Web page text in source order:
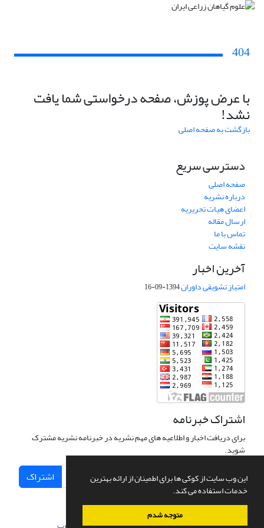
این وب سایت از کوکی ها برای اطمینان از ارائه بهترین
خدمات استفاده می کند.
متوجه شدم
404
با عرض پوزش، صفحه درخواستی شما یافت
نشد!
بازگشت به صفحه اصلی
دسترسی سریع
صفحه اصلی
درباره نشریه
اعضای هیات تحریریه
ارسال مقاله
تماس با ما
نقشه سایت
آخرین اخبار
امتیاز تشویقی داوران1394-09-16
اشتراک خبرنامه
برای دریافت اخبار و اطلاعیه های مهم نشریه در خبرنامه نشریه مشترک
شوید.
اشتراک